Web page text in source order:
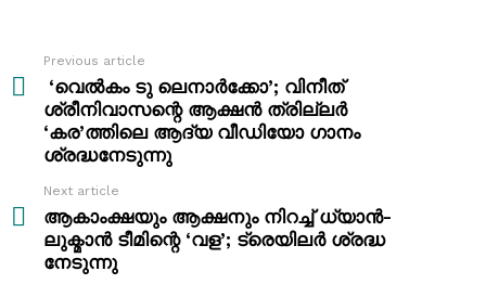
more
Previous article
‘വെൽകം ടു ലെനാർക്കോ’; വിനീത്
ശ്രീനിവാസന്റെ ആക്ഷൻ ത്രില്ലർ
‘കര’ത്തിലെ ആദ്യ വീഡിയോ ഗാനം
ശ്രദ്ധനേടുന്നു
Next article
ആകാംക്ഷയും ആക്ഷനും നിറച്ച് ധ്യാൻ-
ലുക്മാൻ ടീമിന്റെ ‘വള’; ട്രെയിലർ ശ്രദ്ധ
നേടുന്നു